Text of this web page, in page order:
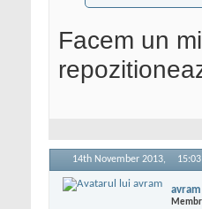
Facem un
14th November 2013, 15:03
avram